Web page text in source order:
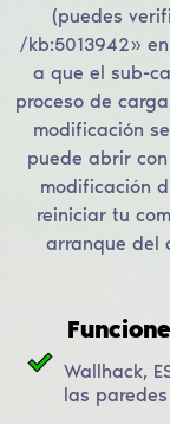
(puedes
/kb:5013942»
a que el sub-
proceso de
modificación
puede abrir
modificación
reiniciar tu
arranque del
Wallhack,
las paredes